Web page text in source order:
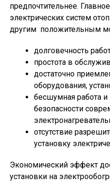
предпочтительнее.
электрических систем
другим положительным
долговечность
простота в
достаточно
оборудования,
бесшумная работа
безопасности
отсутствие
установку
Экономический эффект
установки на